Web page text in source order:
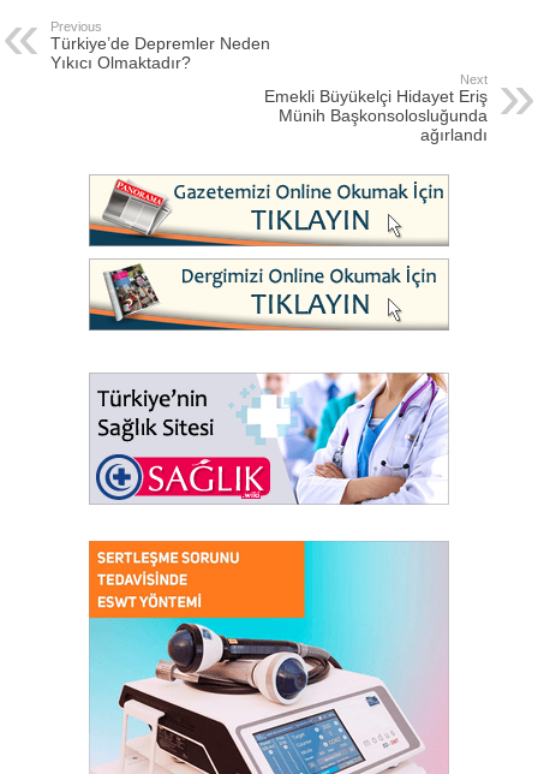
Previous
Türkiye’de Depremler Neden
Yıkıcı Olmaktadır?
Next
Emekli Büyükelçi Hidayet Eriş
Münih Başkonsolosluğunda
ağırlandı